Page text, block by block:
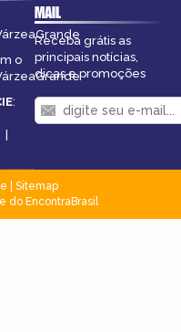
o
:
|
MAIL
Receba grátis as
principais notícias,
dicas e promoções
Sitemap
do EncontraBrasil